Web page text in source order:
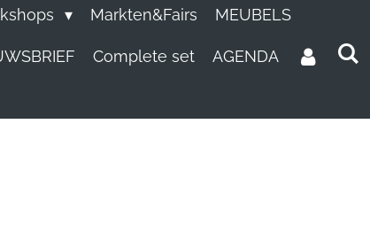
Markten&Fairs MEUBELS
Complete set AGENDA